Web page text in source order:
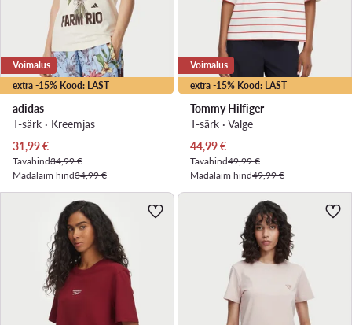
extra -15% Kood: LAST
Võimalus
adidas
T-särk · Kreemjas
Praegune hind
31,99€
Tavahind34,99 €
Madalaim hind34,99 €
extra -15% Kood: LAST
Võimalus
Tommy Hilfiger
T-särk · Valge
Praegune hind
44,99€
Tavahind49,99 €
Madalaim hind49,99 €